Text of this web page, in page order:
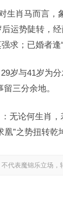
生肖马而言，
后运势陡转，
求；已婚者逢
岁与41岁为
三分余地。
无论何生肖
凰”之势扭转乾
代表魔锦乐立场，